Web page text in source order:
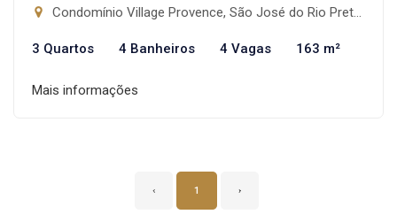
Condomínio Village Provence, São José do Rio Preto-SP
3 Quartos 4 Banheiros 4 Vagas 163 m²
Mais informações
‹ 1 ›